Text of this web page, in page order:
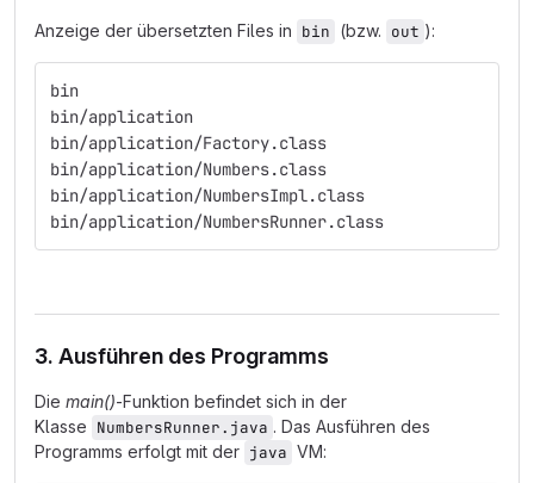
Anzeige der übersetzten Files in bin (bzw. out ):
bin
bin/application
bin/application/Factory.class
bin/application/Numbers.class
bin/application/NumbersImpl.class
bin/application/NumbersRunner.class
3. Ausführen des Programms
Die main()-Funktion befindet sich in der
Klasse NumbersRunner.java . Das Ausführen des
Programms erfolgt mit der java VM: